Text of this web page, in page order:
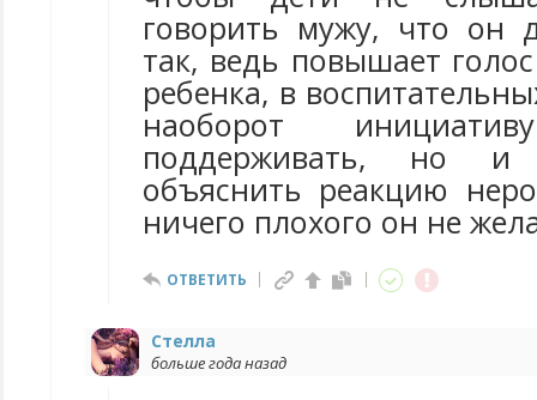
говорить мужу, что он
так, ведь повышает
ребенка, в
наоборот
поддерживать, но и
объяснить реакцию
ничего плохого он не
ОТВЕТИТЬ
Стелла
больше года назад